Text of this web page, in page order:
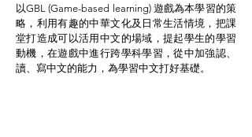
以GBL (Game-based learning) 遊戲為本學習的策
略，利用有趣的中華文化及日常生活情境，把課
堂打造成可以活用中文的場域，提起學生的學習
動機，在遊戲中進行跨學科學習，從中加強認、
讀、寫中文的能力，為學習中文打好基礎。